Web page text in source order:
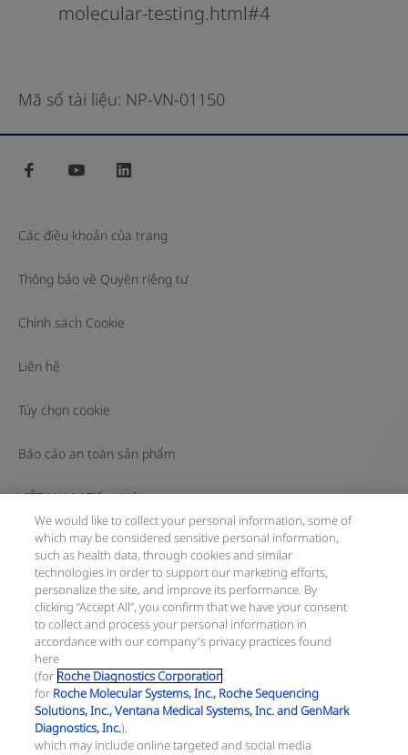
molecular-testing.html#4
Mã số tài liệu: NP-VN-01150
facebook youtube
Các điều khoản của trang
Thông báo về Quyền riêng tư
Chính sách Cookie
Liên hệ
Tùy chọn cookie
Báo cáo an toàn sản phẩm
VIỆT NAM / Tiếng Việt
© 2026 F. Hoffmann-La Roche Ltd
Cập nhật gần nhất: 06.08.2026
Trang này gồm các thông tin về sản phẩm hướng tới đông
đảo bạn đọc và có thể có những thông tin sản phẩm không
có hiệu lực tại quốc gia của bạn. Xin lưu ý rằng chúng tôi
hoàn toàn không chịu trách nhiệm về bất cứ hành vi truy
cập thông tin nào vi phạm quy định, quy trình pháp lý, đăng
ký và sử dụng tại quốc gia của bạn.
Thông tin công ty:
Công ty TNHH Roche Việt Nam
We would like to collect your personal information, some of
which may be considered sensitive personal information,
such as health data, through cookies and similar
technologies in order to support our marketing efforts,
personalize the site, and improve its performance. By
clicking “Accept All”, you confirm that we have your consent
to collect and process your personal information in
accordance with our company's privacy practices found
here
(for Roche Diagnostics Corporation.
for Roche Molecular Systems, Inc., Roche Sequencing
Solutions, Inc., Ventana Medical Systems, Inc. and GenMark
Diagnostics, Inc.),
which may include online targeted and social media